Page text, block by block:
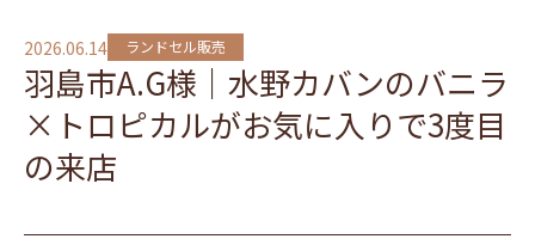
2026.06.14 ランドセル販売
羽島市A.G様｜水野カバンのバニラ
×トロピカルがお気に入りで3度目
の来店